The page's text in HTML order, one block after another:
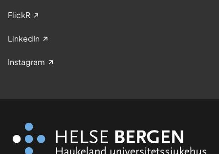
FlickR
LinkedIn
Instagram